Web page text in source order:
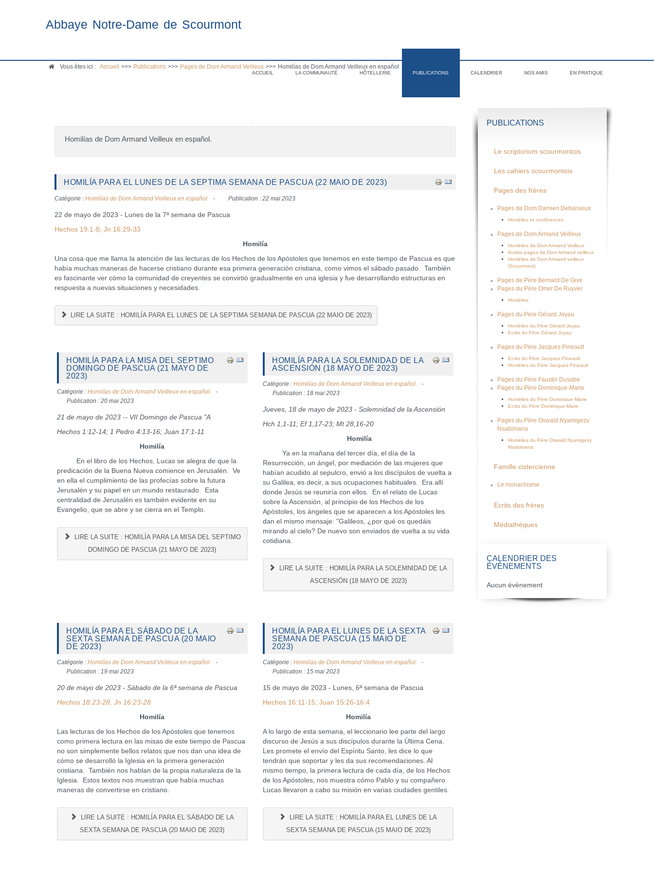
Abbaye Notre-Dame de Scourmont
ACCUEIL LA COMMUNAUTÉ HÔTELLERIE PUBLICATIONS CALENDRIER NOS AMIS EN PRATIQUE
Vous êtes ici : Accueil >>> Publications >>> Pages de Dom Armand Veilleux >>> Homilías de Dom Armand Veilleux en español
Homilías de Dom Armand Veilleux en español.
HOMILÍA PARA EL LUNES DE LA SEPTIMA SEMANA DE PASCUA (22 MAIO DE 2023)
Catégorie : Homilías de Dom Armand Veilleux en español. Publication : 22 mai 2023
22 de mayo de 2023 - Lunes de la 7ª semana de Pascua
Hechos 19:1-8; Jn 16:29-33
Homilía
Una cosa que me llama la atención de las lecturas de los Hechos de los Apóstoles que tenemos en este tiempo de Pascua es que
había muchas maneras de hacerse cristiano durante esa primera generación cristiana, como vimos el sábado pasado. También
es fascinante ver cómo la comunidad de creyentes se convirtió gradualmente en una iglesia y fue desarrollando estructuras en
respuesta a nuevas situaciones y necesidades.
LIRE LA SUITE : HOMILÍA PARA EL LUNES DE LA SEPTIMA SEMANA DE PASCUA (22 MAIO DE 2023)
HOMILÍA PARA LA MISA DEL SEPTIMO
DOMINGO DE PASCUA (21 MAYO DE
2023)
Catégorie : Homilías de Dom Armand Veilleux en español.
Publication : 20 mai 2023
21 de mayo de 2023 -- VII Domingo de Pascua "A
Hechos 1:12-14; 1 Pedro 4:13-16; Juan 17:1-11
Homilía
En el libro de los Hechos, Lucas se alegra de que la
predicación de la Buena Nueva comience en Jerusalén. Ve
en ella el cumplimiento de las profecías sobre la futura
Jerusalén y su papel en un mundo restaurado. Esta
centralidad de Jerusalén es también evidente en su
Evangelio, que se abre y se cierra en el Templo.
LIRE LA SUITE : HOMILÍA PARA LA MISA DEL SEPTIMO
DOMINGO DE PASCUA (21 MAYO DE 2023)
HOMILÍA PARA LA SOLEMNIDAD DE LA
ASCENSIÓN (18 MAYO DE 2023)
Catégorie :Homilías de Dom Armand Veilleux en español.
Publication : 18 mai 2023
Jueves, 18 de mayo de 2023 - Solemnidad de la Ascensión
Hch 1,1-11; Ef 1,17-23; Mt 28,16-20
Homilía
Ya en la mañana del tercer día, el día de la
Resurrección, un ángel, por mediación de las mujeres que
habían acudido al sepulcro, envió a los discípulos de vuelta a
su Galilea, es decir, a sus ocupaciones habituales. Era allí
donde Jesús se reuniría con ellos. En el relato de Lucas
sobre la Ascensión, al principio de los Hechos de los
Apóstoles, los ángeles que se aparecen a los Apóstoles les
dan el mismo mensaje: "Galileos, ¿por qué os quedáis
mirando al cielo? De nuevo son enviados de vuelta a su vida
cotidiana.
LIRE LA SUITE : HOMILÍA PARA LA SOLEMNIDAD DE LA
ASCENSIÓN (18 MAYO DE 2023)
HOMILÍA PARA EL SÁBADO DE LA
SEXTA SEMANA DE PASCUA (20 MAIO
DE 2023)
Catégorie : Homilías de Dom Armand Veilleux en español.
Publication : 19 mai 2023
20 de mayo de 2023 - Sábado de la 6ª semana de Pascua
Hechos 18:23-28; Jn 16:23-28
Homilía
Las lecturas de los Hechos de los Apóstoles que tenemos
como primera lectura en las misas de este tiempo de Pascua
no son simplemente bellos relatos que nos dan una idea de
cómo se desarrolló la Iglesia en la primera generación
cristiana. También nos hablan de la propia naturaleza de la
Iglesia. Estos textos nos muestran que había muchas
maneras de convertirse en cristiano.
LIRE LA SUITE : HOMILÍA PARA EL SÁBADO DE LA
SEXTA SEMANA DE PASCUA (20 MAIO DE 2023)
HOMILÍA PARA EL LUNES DE LA SEXTA
SEMANA DE PASCUA (15 MAIO DE
2023)
Catégorie :Homilías de Dom Armand Veilleux en español.
Publication : 15 mai 2023
15 de mayo de 2023 - Lunes, 6ª semana de Pascua
Hechos 16:11-15; Juan 15:26-16:4
Homilía
A lo largo de esta semana, el leccionario lee parte del largo
discurso de Jesús a sus discípulos durante la Última Cena.
Les promete el envío del Espíritu Santo, les dice lo que
tendrán que soportar y les da sus recomendaciones. Al
mismo tiempo, la primera lectura de cada día, de los Hechos
de los Apóstoles, nos muestra cómo Pablo y su compañero
Lucas llevaron a cabo su misión en varias ciudades gentiles.
LIRE LA SUITE : HOMILÍA PARA EL LUNES DE LA
SEXTA SEMANA DE PASCUA (15 MAIO DE 2023)
PUBLICATIONS
Le scriptorium scourmontois
Les cahiers scourmontois
Pages des frères
Pages de Dom Damien Debaisieux
Homélies et conférences
Pages de Dom Armand Veilleux
Homélies de Dom Armand Veilleux
Autres pages de Dom Armand veilleux
Homélies de Dom Armand veilleux
(Scourmont)
Pages de Père Bernard De Give
Pages du Père Omer De Ruyver
Homélies
Pages du Père Gérard Joyau
Homélies du Père Gérard Joyau
Ecrits du Père Gérard Joyau
Pages du Père Jacques Pineault
Ecrits du Père Jacques Pineault
Homélies du Père Jacques Pineault
Pages du Père Faustin Dusabe
Pages du Père Dominique-Marie
Homélies du Père Dominique-Marie
Ecrits du Père Dominique-Marie
Pages du Père Oswald Nyamigezy
Nsabimana
Homélies du Père Oswald Nyamigezy
Nsabimana
Famille cistercienne
Le monachisme
Ecrits des frères
Médiathèques
CALENDRIER DES
ÉVÈNEMENTS
Aucun évènement